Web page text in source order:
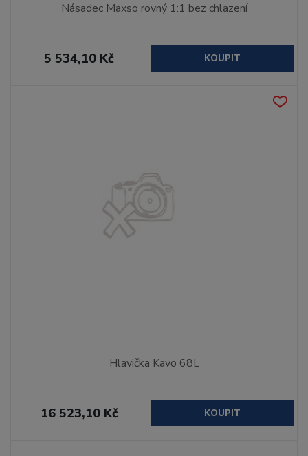
Násadec Maxso rovný 1:1 bez chlazení
5 534,10 Kč KOUPIT
Hlavička Kavo 68L
16 523,10 Kč KOUPIT